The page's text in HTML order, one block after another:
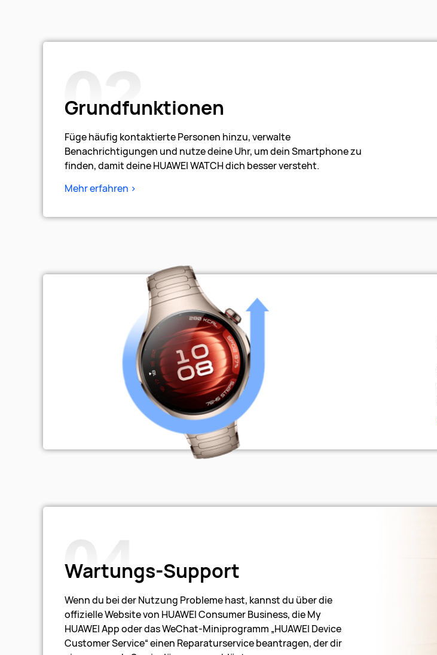
Grundfunktionen
Füge häufig kontaktierte Personen hinzu, verwalte
Benachrichtigungen und nutze deine Uhr, um dein Smartphone zu
finden, damit deine HUAWEI WATCH dich besser versteht.
Mehr erfahren >
Wartungs-Support
Wenn du bei der Nutzung Probleme hast, kannst du über die
offizielle Website von HUAWEI Consumer Business, die My
HUAWEI App oder das WeChat-Miniprogramm „HUAWEI Device
Customer Service“ einen Reparaturservice beantragen, der dir